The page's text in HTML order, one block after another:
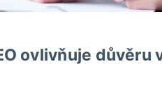
ovlivňuje důvěru